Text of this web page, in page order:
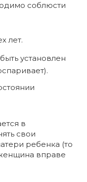
соблюсти
лет.
установлен
в
свои
ребенка (то
женщина вправе